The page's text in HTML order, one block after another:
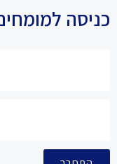
כניסה